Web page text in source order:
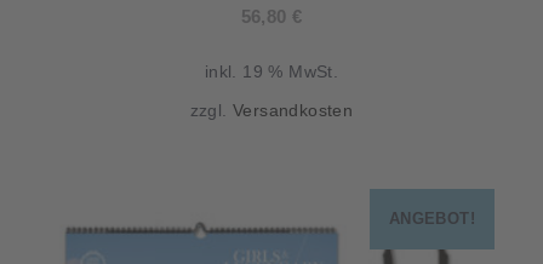
56,80 €Aktueller
56,80 €.
inkl. 19 % MwSt.
zzgl.Versandkosten
ANGEBOT!